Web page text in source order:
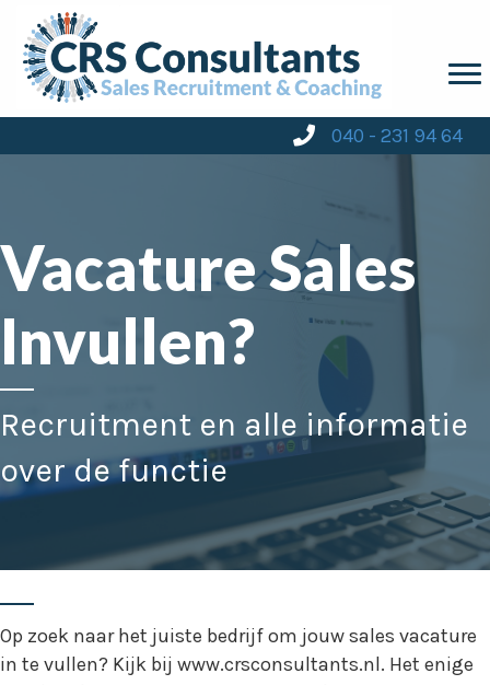
040 - 231 94 64
Vacature Sales
Invullen?
Recruitment en alle informatie
over de functie
Op zoek naar het juiste bedrijf om jouw sales vacature
in te vullen? Kijk bij www.crsconsultants.nl. Het enige